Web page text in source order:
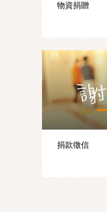
物資捐贈
捐款徵信